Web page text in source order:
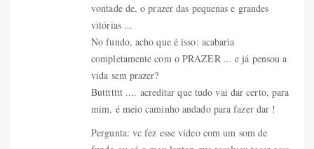
vontade de, o prazer das pequenas e grandes
vitórias ...
No fundo, acho que é isso: acabaria
completamente com o PRAZER ... e já pensou a
vida sem prazer?
Buttttttt .... acreditar que tudo vai dar certo, para
mim, é meio caminho andado para fazer dar !
Pergunta: vc fez esse vídeo com um som de